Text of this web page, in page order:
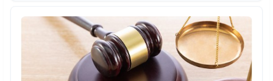
情况，彩礼到底退不退？必须退（全额或大部分）没领证
或结了婚像没……